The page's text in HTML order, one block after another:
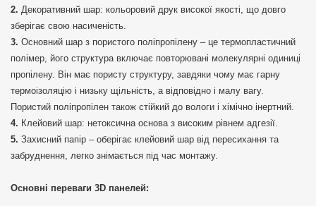
Декоративний шар: кольоровий друк високої якості, що довго
зберігає свою насиченість.
Основний шар з пористого поліпропілену – це термопластичний
полімер, його структура включає повторювані молекулярні одиниці
пропілену. Він має пористу структуру, завдяки чому має гарну
термоізоляцію і низьку щільність, а відповідно і малу вагу.
Пористий поліпропілен також стійкий до вологи і хімічно інертний.
Клейовий шар: нетоксична основа з високим рівнем адгезії.
Захисний папір – оберігає клейовий шар від пересихання та
забруднення, легко знімається під час монтажу.
Основні переваги 3D панелей: